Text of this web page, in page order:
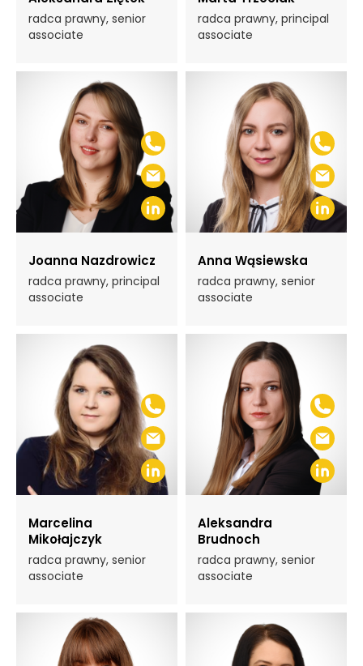
radca prawny, senior
associate
radca prawny, principal
associate
Joanna Nazdrowicz
radca prawny, principal
associate
Anna Wąsiewska
radca prawny, senior
associate
Marcelina
Mikołajczyk
radca prawny, senior
associate
Aleksandra
Brudnoch
radca prawny, senior
associate